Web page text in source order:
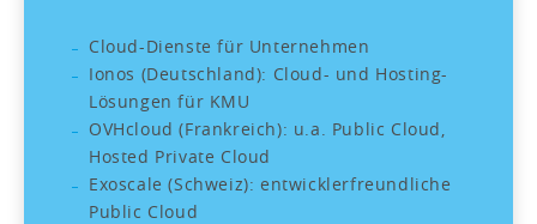
Cloud-Dienste für Unternehmen
Ionos (Deutschland): Cloud- und Hosting-
Lösungen für KMU
OVHcloud (Frankreich): u.a. Public Cloud,
Hosted Private Cloud
Exoscale (Schweiz): entwicklerfreundliche
Public Cloud